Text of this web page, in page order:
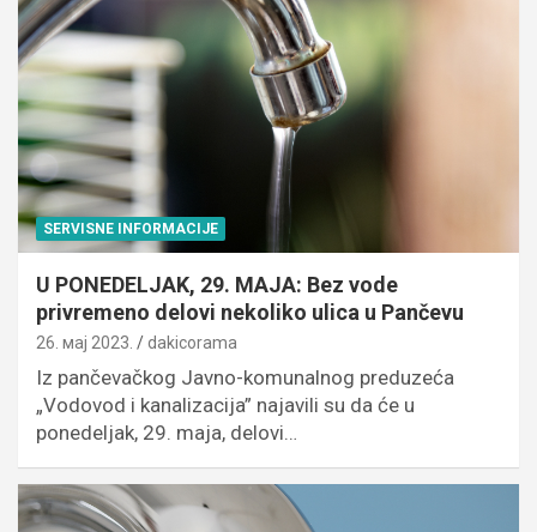
SERVISNE INFORMACIJE
U PONEDELJAK, 29. MAJA: Bez vode
privremeno delovi nekoliko ulica u Pančevu
26. мај 2023. dakicorama
Iz pančevačkog Javno-komunalnog preduzeća
„Vodovod i kanalizacija” najavili su da će u
ponedeljak, 29. maja, delovi…